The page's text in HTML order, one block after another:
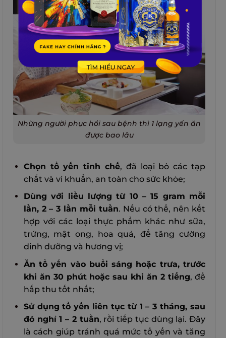
Những người phục hồi sau bệnh thì 1 lạng yến ăn
được bao lâu
Chọn tổ yến tinh chế, đã loại bỏ các tạp
chất và vi khuẩn, an toàn cho sức khỏe;
Dùng với liều lượng từ 10 – 15 gram mỗi
lần, 2 – 3 lần mỗi tuần. Nếu có thể, nên kết
hợp với các loại thực phẩm khác như sữa,
trứng, mật ong, hoa quả, để tăng cường
dinh dưỡng và hương vị;
Ăn tổ yến vào buổi sáng hoặc trưa, trước
khi ăn 30 phút hoặc sau khi ăn 2 tiếng, để
hấp thu tốt nhất;
Sử dụng tổ yến liên tục từ 1 – 3 tháng, sau
đó nghỉ 1 – 2 tuần, rồi tiếp tục dùng lại. Đây
là cách giúp tránh quá mức tổ yến và tăng